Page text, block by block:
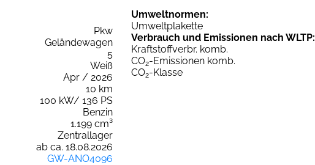
Pkw
Geländewagen
5
Weiß
Apr / 2026
10 km
100 kW/ 136 PS
Benzin
1.199 cm³
Zentrallager
ab ca. 18.08.2026
GW-ANO4096
Umweltnormen:
Umweltplakette
Verbrauch und Emissionen nach WLTP:
Kraftstoffverbr. komb.
CO2-Emissionen komb.
CO2-Klasse